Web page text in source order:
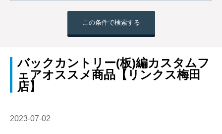
この条件で検索する
バックカントリー(板)編カスタムフ
ェアオススメ商品【リンクス梅田
店】
2023-07-02